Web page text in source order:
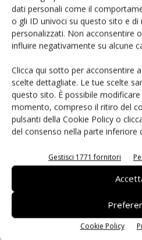
dati personali come il
o gli ID univoci su questo sito e
personalizzati. Non acconsentire
influire negativamente su alcune
Clicca qui sotto per acconsentire
scelte dettagliate. Le tue scelte
questo sito. È possibile
momento, compreso il ritiro del
pulsanti della Cookie Policy o
del consenso nella parte inferiore
Gestisci 1771 fornitori
Cookie Policy
ormai essenziale. È quindi
l'intercompatibilità dei
che di compatibilità pin-to-pin.
Il prezzo
I costi totali del sistema sono
prezzi dei chip. Ad esempio è
risparmio considerevole (fino a
integrando combinazioni di
Omap-L1X di TI. Oltre al
valutare anche la semplicità di
veloce può significare prodotti di
quanto è possibile dedicare più
differenziazione dei prodotti
creazione dell'infrastruttura di